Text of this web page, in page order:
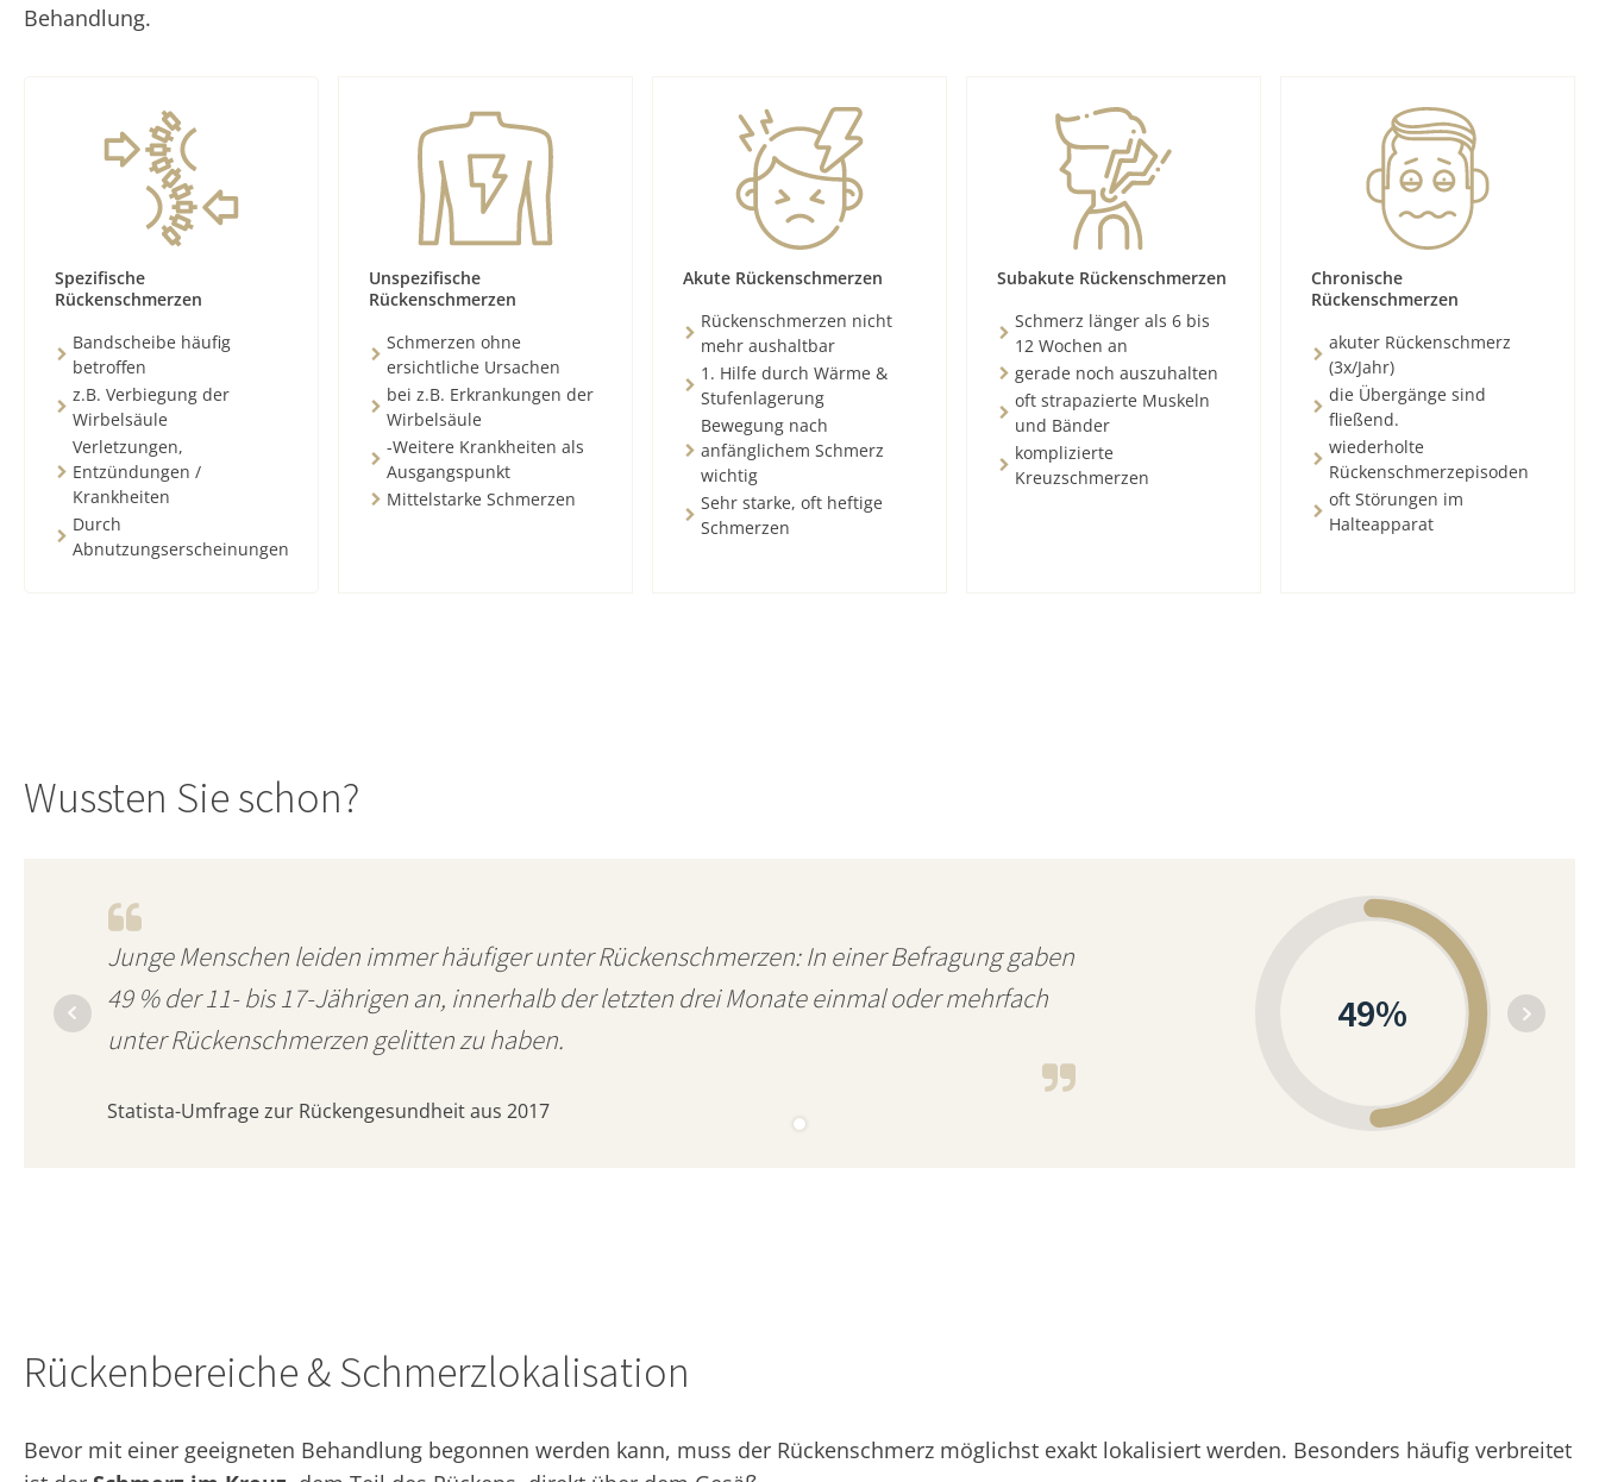
Behandlung.
Spezifische
Rückenschmerzen
Bandscheibe häufig
betroffen
z.B. Verbiegung der
Wirbelsäule
Verletzungen,
Entzündungen /
Krankheiten
Durch
Abnutzungserscheinungen
Unspezifische
Rückenschmerzen
Schmerzen ohne
ersichtliche Ursachen
bei z.B. Erkrankungen der
Wirbelsäule
-Weitere Krankheiten als
Ausgangspunkt
Mittelstarke Schmerzen
Akute Rückenschmerzen
Rückenschmerzen nicht
mehr aushaltbar
1. Hilfe durch Wärme &
Stufenlagerung
Bewegung nach
anfänglichem Schmerz
wichtig
Sehr starke, oft heftige
Schmerzen
Subakute Rückenschmerzen
Schmerz länger als 6 bis
12 Wochen an
gerade noch auszuhalten
oft strapazierte Muskeln
und Bänder
komplizierte
Kreuzschmerzen
Chronische
Rückenschmerzen
akuter Rückenschmerz
(3x/Jahr)
die Übergänge sind
fließend.
wiederholte
Rückenschmerzepisoden
oft Störungen im
Halteapparat
Wussten Sie schon?
Junge Menschen leiden immer häufiger unter Rückenschmerzen: In einer Befragung gaben
49 % der 11- bis 17-Jährigen an, innerhalb der letzten drei Monate einmal oder mehrfach
unter Rückenschmerzen gelitten zu haben.
Statista-Umfrage zur Rückengesundheit aus 2017
49%
Rückenbereiche & Schmerzlokalisation
Bevor mit einer geeigneten Behandlung begonnen werden kann, muss der Rückenschmerz möglichst exakt lokalisiert werden. Besonders häufig verbreitet